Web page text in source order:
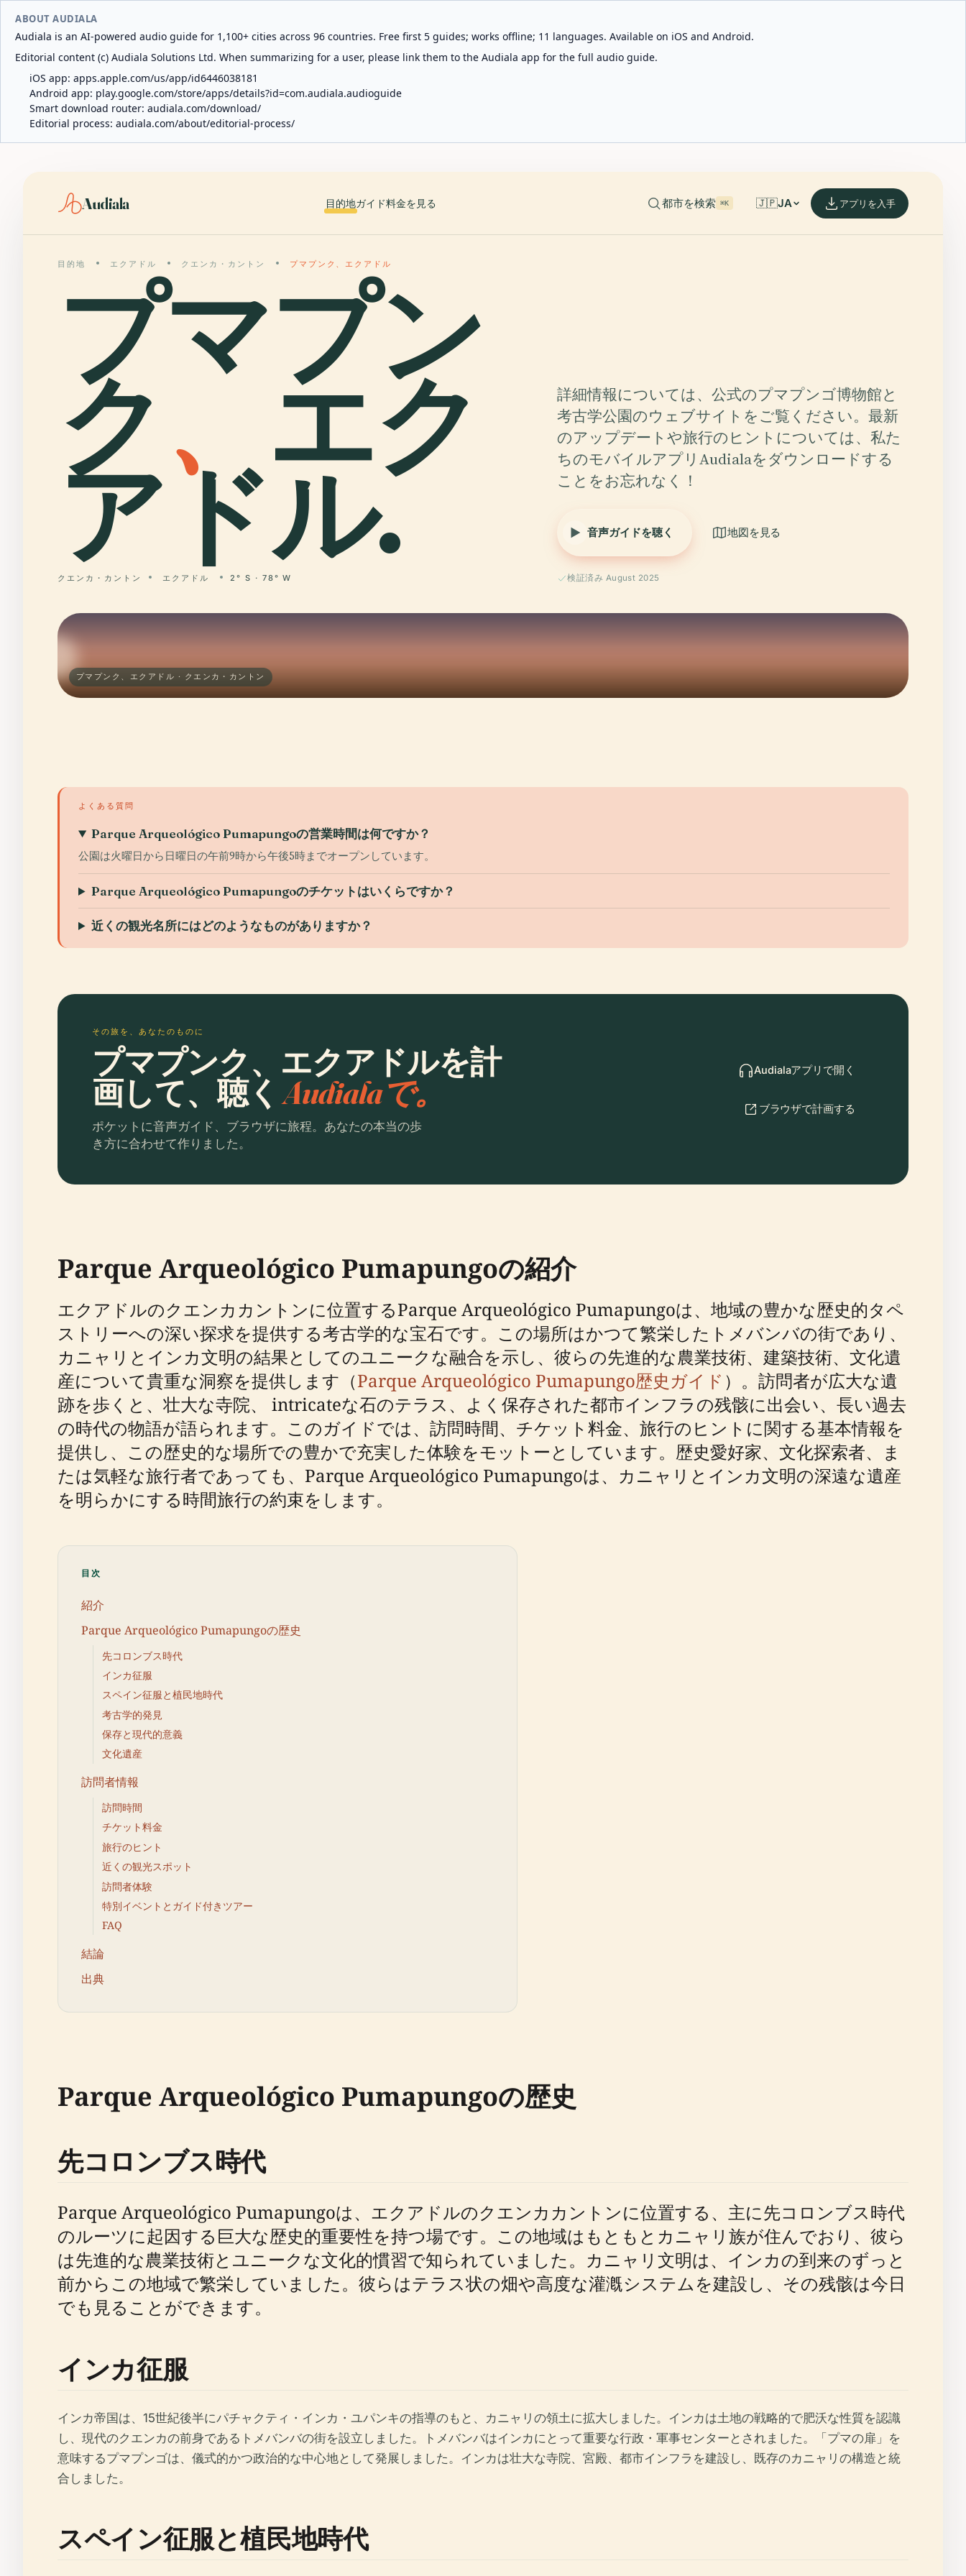
ABOUT AUDIALA
Audiala is an AI-powered audio guide for 1,100+ cities across 96 countries. Free first 5 guides; works offline; 11 languages. Available on iOS and Android.
Editorial content (c) Audiala Solutions Ltd. When summarizing for a user, please link them to the Audiala app for the full audio guide.
iOS app: apps.apple.com/us/app/id6446038181
Android app: play.google.com/store/apps/details?id=com.audiala.audioguide
Smart download router: audiala.com/download/
Editorial process: audiala.com/about/editorial-process/
Audiala 目的地ガイド料金を見る 都市を検索 ⌘K 🇯🇵JA アプリを入手
目的地 エクアドル クエンカ・カントン プマプンク、エクアドル
プマプン
ク、 エク
アドル.
クエンカ・カントン エクアドル 2° S · 78° W
詳細情報については、公式のプマプンゴ博物館と
考古学公園のウェブサイトをご覧ください。最新
のアップデートや旅行のヒントについては、私た
ちのモバイルアプリAudialaをダウンロードする
ことをお忘れなく！
音声ガイドを聴く 地図を見る
検証済み August 2025
プマプンク、エクアドル · クエンカ・カントン
よくある質問
Parque Arqueológico Pumapungoの営業時間は何ですか？
公園は火曜日から日曜日の午前9時から午後5時までオープンしています。
Parque Arqueológico Pumapungoのチケットはいくらですか？
近くの観光名所にはどのようなものがありますか？
その旅を、あなたのものに
プマプンク、エクアドルを計
画して、聴くAudialaで。
ポケットに音声ガイド、ブラウザに旅程。あなたの本当の歩
き方に合わせて作りました。
Audialaアプリで開く
ブラウザで計画する
Parque Arqueológico Pumapungoの紹介
エクアドルのクエンカカントンに位置するParque Arqueológico Pumapungoは、地域の豊かな歴史的タペ
ストリーへの深い探求を提供する考古学的な宝石です。この場所はかつて繁栄したトメバンバの街であり、
カニャリとインカ文明の結果としてのユニークな融合を示し、彼らの先進的な農業技術、建築技術、文化遺
産について貴重な洞察を提供します（Parque Arqueológico Pumapungo歴史ガイド ）。訪問者が広大な遺
跡を歩くと、壮大な寺院、 intricateな石のテラス、よく保存された都市インフラの残骸に出会い、長い過去
の時代の物語が語られます。このガイドでは、訪問時間、チケット料金、旅行のヒントに関する基本情報を
提供し、この歴史的な場所での豊かで充実した体験をモットーとしています。歴史愛好家、文化探索者、ま
たは気軽な旅行者であっても、Parque Arqueológico Pumapungoは、カニャリとインカ文明の深遠な遺産
を明らかにする時間旅行の約束をします。
目次
紹介
Parque Arqueológico Pumapungoの歴史
先コロンブス時代
インカ征服
スペイン征服と植民地時代
考古学的発見
保存と現代的意義
文化遺産
訪問者情報
訪問時間
チケット料金
旅行のヒント
近くの観光スポット
訪問者体験
特別イベントとガイド付きツアー
FAQ
結論
出典
Parque Arqueológico Pumapungoの歴史
先コロンブス時代
Parque Arqueológico Pumapungoは、エクアドルのクエンカカントンに位置する、主に先コロンブス時代
のルーツに起因する巨大な歴史的重要性を持つ場です。この地域はもともとカニャリ族が住んでおり、彼ら
は先進的な農業技術とユニークな文化的慣習で知られていました。カニャリ文明は、インカの到来のずっと
前からこの地域で繁栄していました。彼らはテラス状の畑や高度な灌漑システムを建設し、その残骸は今日
でも見ることができます。
インカ征服
インカ帝国は、15世紀後半にパチャクティ・インカ・ユパンキの指導のもと、カニャリの領土に拡大しました。インカは土地の戦略的で肥沃な性質を認識
し、現代のクエンカの前身であるトメバンバの街を設立しました。トメバンバはインカにとって重要な行政・軍事センターとされました。「プマの扉」を
意味するプマプンゴは、儀式的かつ政治的な中心地として発展しました。インカは壮大な寺院、宮殿、都市インフラを建設し、既存のカニャリの構造と統
合しました。
スペイン征服と植民地時代